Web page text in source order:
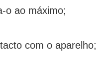
o ao máximo;
com o aparelho;